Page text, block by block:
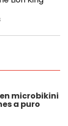
microbikini
a puro